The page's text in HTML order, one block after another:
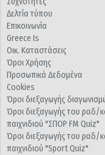
Δελτία τύπου
Επικοινωνία
Greece Is
Οικ. Καταστάσεις
Όροι Χρήσης
Προσωπικά Δεδομένα
Cookies
Όροι διεξαγωγής
Όροι διεξαγωγής του ραδ/
παιχνιδιού "ΣΠΟΡ FM Quiz"
Όροι διεξαγωγής του ραδ/
παιχνιδιού "Sport Quiz"